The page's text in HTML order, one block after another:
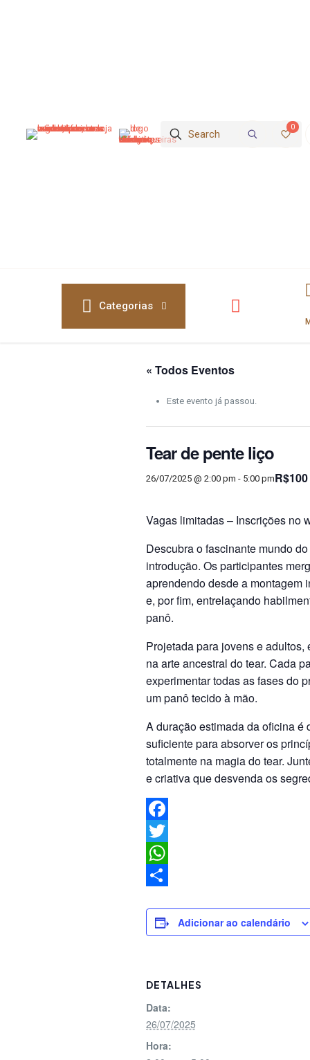
0
Categorias
« Todos Eventos
Este evento já passou.
Tear de pente liço
26/07/2025 @ 2:00 pm - 5:00 pmR$100
Vagas limitadas – Inscrições no
Descubra o fascinante mundo
introdução. Os participantes
aprendendo desde a montagem
e, por fim, entrelaçando
panô.
Projetada para jovens e
na arte ancestral do tear. Cada
experimentar todas as fases do
um panô tecido à mão.
A duração estimada da oficina é
suficiente para absorver os
totalmente na magia do tear.
e criativa que desvenda os
Facebook
Twitter
WhatsApp
Adicionar ao calendário
DETALHES
Data:
26/07/2025
Hora: